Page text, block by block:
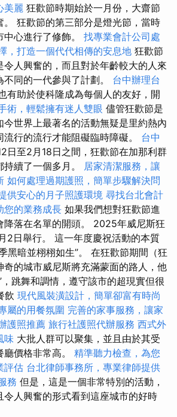
美麗 狂歡節時期始於一月份，大齋節
。 狂歡節的第三部分是燈光節，當時
心進行了修飾。 找專業會計公司處
，打造一個代代相傳的安息地 狂歡節
令人興奮的，而且對於年齡較大的人來
同的一代參與了計劃。 台中辦理台
有助於使科隆成為每個人的友好，開
術，輕鬆擁有迷人雙眼 儘管狂歡節是
今世界上最著名的活動無疑是里約熱內
行的流行才能阻礙臨時障礙。 台中
日至2月18日之間，狂歡節在加那利群
續了一個多月。 居家清潔服務，讓
如何處理過期護照，簡單步驟解決問
供安心的月子照護環境 尋找台北會計
您的業務成長 如果我們想對狂歡節進
降落在名單的開頭。 2025年威尼斯狂
2日舉行。 這一年度慶祝活動的本質
黑暗並栩栩如生”。 在狂歡節期間（狂
奇的城市威尼斯將充滿蒙面的路人，他
跳舞和調情，遵守該市的超現實但很
飲 現代風裝潢設計，簡單卻富有時尚
屬的用餐氛圍 完善的家事服務，讓家
護照推薦 旅行社護照代辦服務 西式外
味 大批人群可以聚集，並且由於其受
價格非常高。 精準聽力檢查，為您
評估 台北律師事務所，專業律師提供
務 但是，這是一個非常特別的活動，
令人興奮的形式看到這座城市的好時